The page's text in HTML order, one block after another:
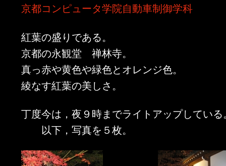
京都コンピュータ学院自動車制御学科
紅葉の盛りである。
京都の永観堂 禅林寺。
真っ赤や黄色や緑色とオレンジ色。
綾なす紅葉の美しさ。
丁度今は，夜９時までライトアップしている
以下，写真を５枚。